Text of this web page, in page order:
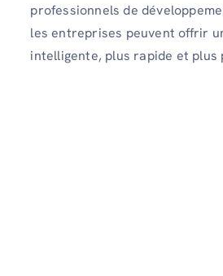
professionnels de
les entreprises peuvent offrir
intelligente, plus rapide et plus